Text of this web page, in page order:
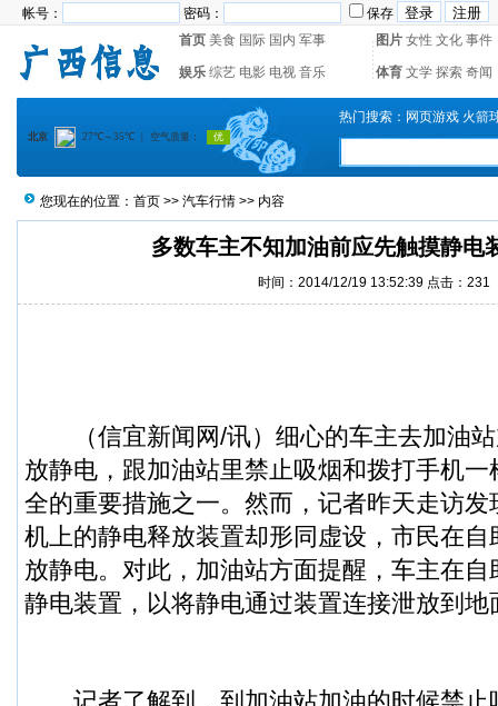
帐号： 密码：
保存
首页 美食 国际 国内 军事 图片 女性 文化 事件
娱乐 综艺 电影 电视 音乐 体育 文学 探索 奇闻
热门搜索： 网页游戏 火箭
您现在的位置： 首页 >> 汽车行情 >> 内容
多数车主不知加油前应先触摸静电
时间：2014/12/19 13:52:39 点击： 231
（信宜新闻 网/讯）细心的车主去加油
放静电，跟加油站里禁止吸烟和拨打手机
全的重要措施之一。然而，记者昨天走访
机上的静电释放装置却形同虚设，市民在
放静电。对此，加油站方面提醒，车主在
静电装置，以将静电通过装置连接泄放到地